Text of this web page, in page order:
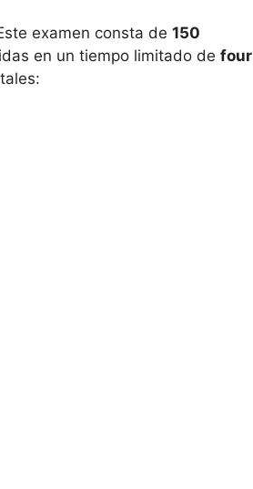
examen consta de 150
en un tiempo limitado de four